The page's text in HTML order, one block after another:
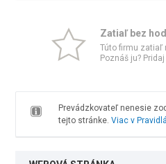
Zatiaľ bez
Túto firmu zatiaľ
Poznáš ju?
Prevádzkovateľ nenesie
tejto stránke. Viac v